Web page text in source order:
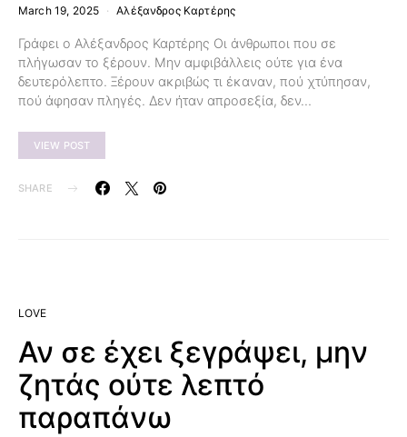
March 19, 2025 Αλέξανδρος Καρτέρης
Γράφει ο Αλέξανδρος Καρτέρης Οι άνθρωποι που σε
πλήγωσαν το ξέρουν. Μην αμφιβάλλεις ούτε για ένα
δευτερόλεπτο. Ξέρουν ακριβώς τι έκαναν, πού χτύπησαν,
πού άφησαν πληγές. Δεν ήταν απροσεξία, δεν…
VIEW POST
SHARE
LOVE
Αν σε έχει ξεγράψει, μην
ζητάς ούτε λεπτό
παραπάνω